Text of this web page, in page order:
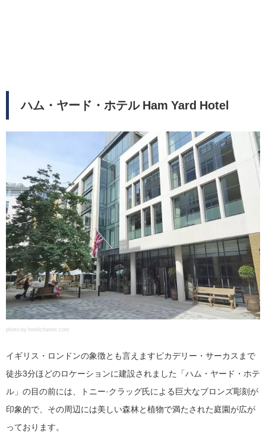
ハム・ヤード・ホテル Ham Yard Hotel
photo by hotelchatter.com
イギリス・ロンドンの象徴とも言えますピカデリー・サーカスまで
徒歩3分ほどのロケーションに建設されました「ハム・ヤード・ホテ
ル」の目の前には、トニー·クラッグ氏による巨大なブロンズ彫刻が
印象的で、その周辺には美しい森林と植物で満たされた庭園が広が
っております。